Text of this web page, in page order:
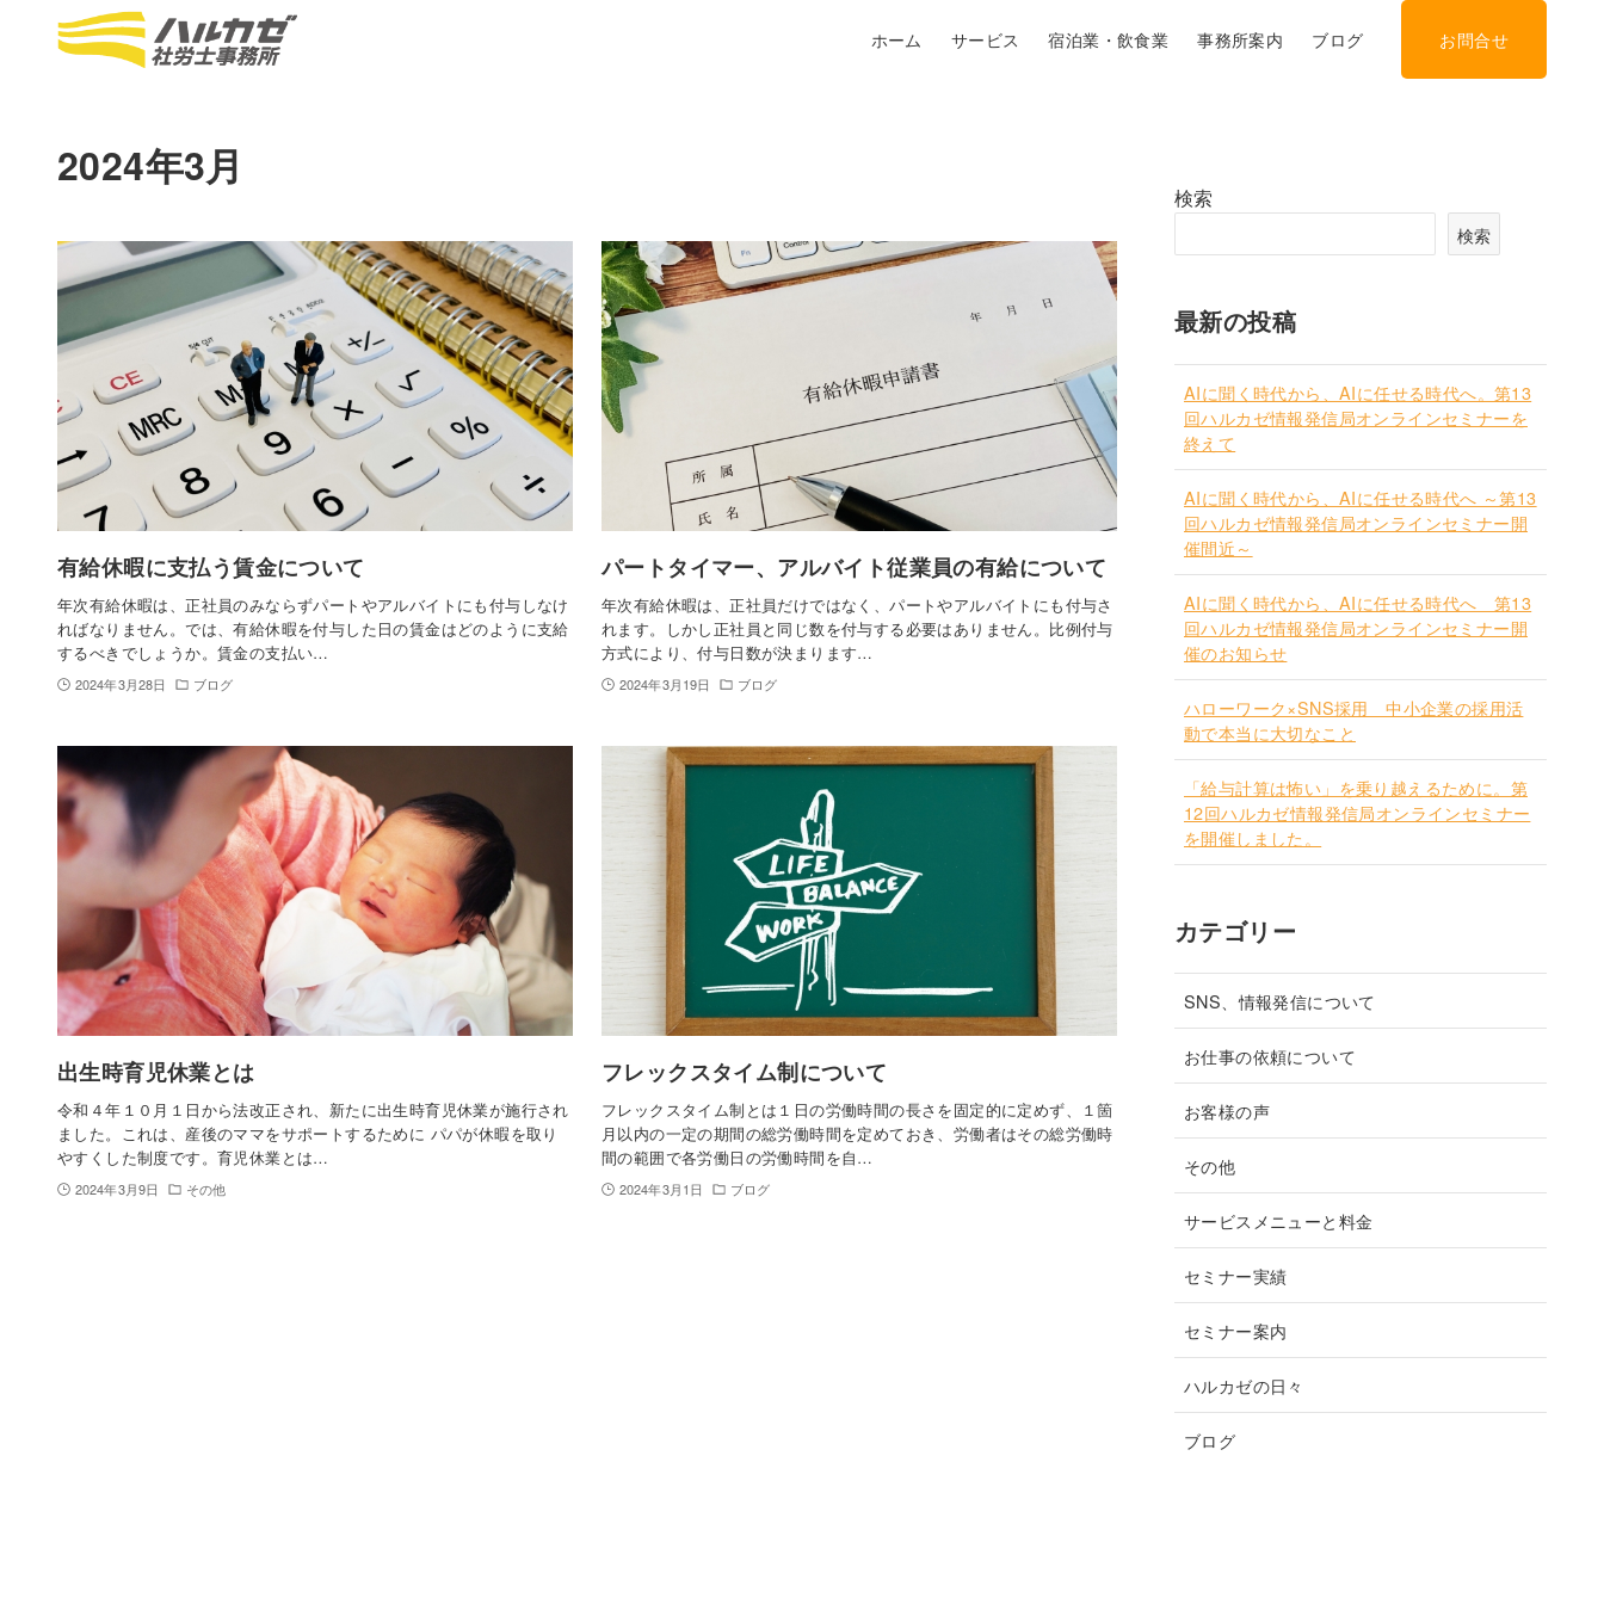
ホーム サービス 宿泊業・飲食業 事務所案内 ブログ お問合せ
2024年3月
有給休暇に支払う賃金について
年次有給休暇は、正社員のみならずパートやアルバイトにも付与しなけ
ればなりません。では、有給休暇を付与した日の賃金はどのように支給
するべきでしょうか。賃金の支払い…
2024年3月28日 ブログ
パートタイマー、アルバイト従業員の有給について
年次有給休暇は、正社員だけではなく、パートやアルバイトにも付与さ
れます。しかし正社員と同じ数を付与する必要はありません。比例付与
方式により、付与日数が決まります…
2024年3月19日 ブログ
出生時育児休業とは
令和４年１０月１日から法改正され、新たに出生時育児休業が施行され
ました。これは、産後のママをサポートするために パパが休暇を取り
やすくした制度です。育児休業とは…
2024年3月9日 その他
フレックスタイム制について
フレックスタイム制とは１日の労働時間の長さを固定的に定めず、１箇
月以内の一定の期間の総労働時間を定めておき、労働者はその総労働時
間の範囲で各労働日の労働時間を自…
2024年3月1日 ブログ
検索
検索
最新の投稿
AIに聞く時代から、AIに任せる時代へ。第13
回ハルカゼ情報発信局オンラインセミナーを
終えて
AIに聞く時代から、AIに任せる時代へ ～第13
回ハルカゼ情報発信局オンラインセミナー開
催間近～
AIに聞く時代から、AIに任せる時代へ 第13
回ハルカゼ情報発信局オンラインセミナー開
催のお知らせ
ハローワーク×SNS採用 中小企業の採用活
動で本当に大切なこと
「給与計算は怖い」を乗り越えるために。第
12回ハルカゼ情報発信局オンラインセミナー
を開催しました。
カテゴリー
SNS、情報発信について
お仕事の依頼について
お客様の声
その他
サービスメニューと料金
セミナー実績
セミナー案内
ハルカゼの日々
ブログ